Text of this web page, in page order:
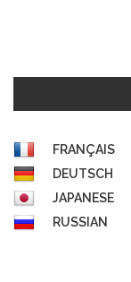
FRANÇAIS
DEUTSCH
JAPANESE
RUSSIAN